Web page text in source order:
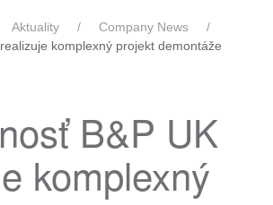
Aktuality
Company News
komplexný projekt demontáže
B&P UK
komplexný